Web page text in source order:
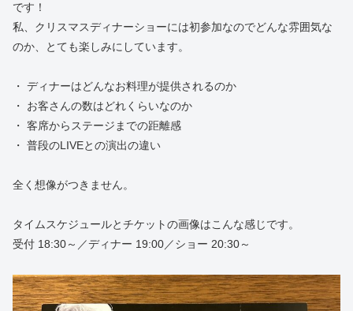
です！
私、クリスマスディナーショーには初参加なのでどんな雰囲気な
のか、とても楽しみにしています。
・ ディナーはどんなお料理が提供されるのか
・ お客さんの数はどれくらいなのか
・ 客席からステージまでの距離感
・ 普段のLIVEとの演出の違い
全く想像がつきません。
タイムスケジュールとチケットの画像はこんな感じです。
受付 18:30～／ディナー 19:00／ショー 20:30～